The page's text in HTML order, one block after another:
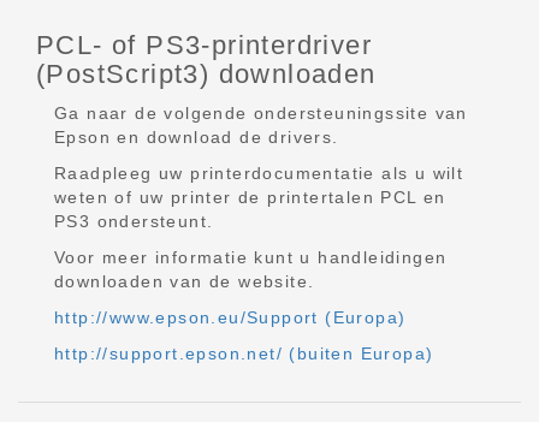
PCL- of PS3-printerdriver
(PostScript3) downloaden
Ga naar de volgende ondersteuningssite van
Epson en download de drivers.
Raadpleeg uw printerdocumentatie als u wilt
weten of uw printer de printertalen PCL en
PS3 ondersteunt.
Voor meer informatie kunt u handleidingen
downloaden van de website.
http://www.epson.eu/Support (Europa)
http://support.epson.net/ (buiten Europa)